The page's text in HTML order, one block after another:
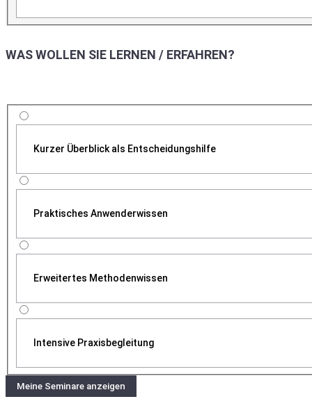
WAS WOLLEN SIE LERNEN / ERFAHREN?
Kurzer Überblick als Entscheidungshilfe
Praktisches Anwenderwissen
Erweitertes Methodenwissen
Intensive Praxisbegleitung
Meine Seminare anzeigen